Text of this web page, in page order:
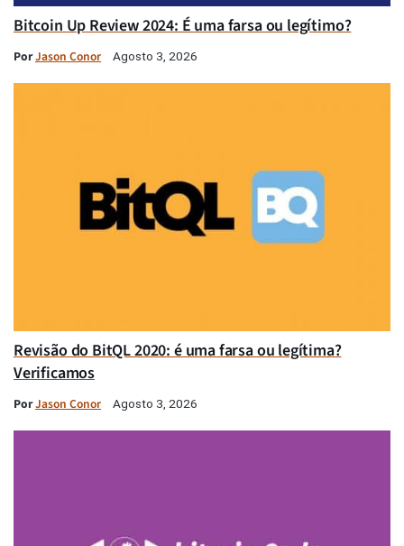
Bitcoin Up Review 2024: É uma farsa ou legítimo?
PorJason Conor Agosto 3, 2026
Revisão do BitQL 2020: é uma farsa ou legítima?
Verificamos
PorJason Conor Agosto 3, 2026